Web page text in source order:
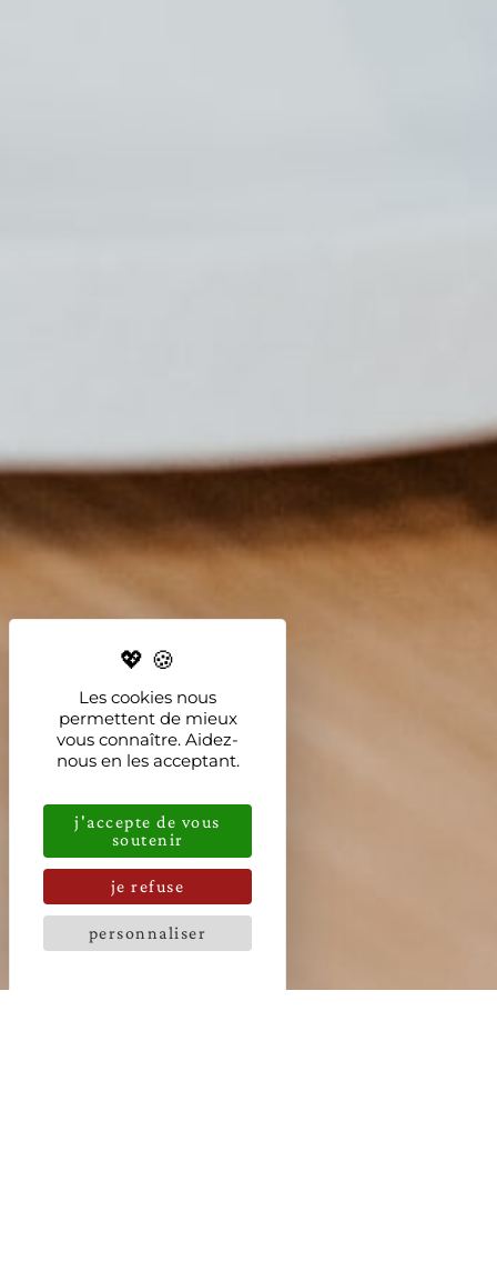
Les cookies nous
permettent de mieux
vous connaître. Aidez-
nous en les acceptant.
j'accepte de vous
soutenir
je refuse
personnaliser